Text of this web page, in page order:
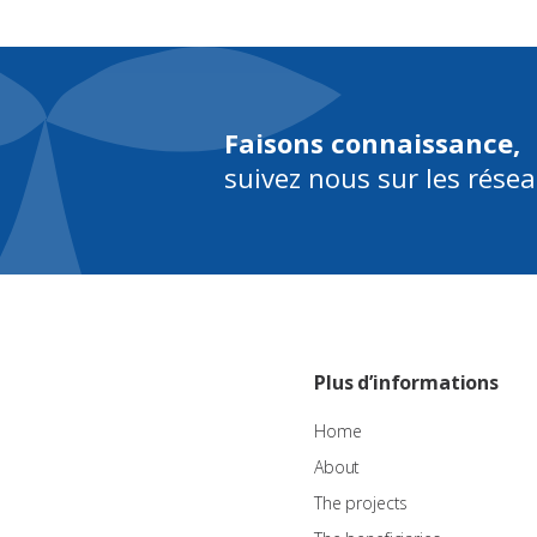
Faisons connaissance,
suivez nous sur les
Plus d’informations
Home
About
The projects